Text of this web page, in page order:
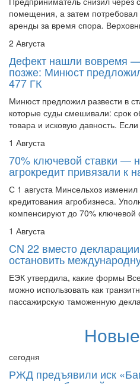
аренды за время спора.
2 Августа
Дефект нашли вовремя —
позже: Минюст предложил
477 ГК
Минюст предложил развести в
которые суды смешивали: срок
товара и исковую давность.
1 Августа
70% ключевой ставки —
агрокредит привязали к
С 1 августа Минсельхоз
кредитования агробизнеса.
компенсируют до 70% ключевой
1 Августа
CN 22 вместо
остановить
ЕЭК утвердила, какие формы
можно использовать как
пассажирскую таможенную
Новые
РЖД предъявили иск
детали требований пока